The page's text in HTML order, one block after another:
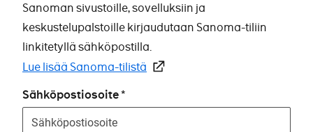
Sanoman sivustoille, sovelluksiin ja
keskustelupalstoille kirjaudutaan Sanoma-tiliin
linkitetyllä sähköpostilla.
Lue lisää Sanoma-tilistä
Sähköpostiosoite